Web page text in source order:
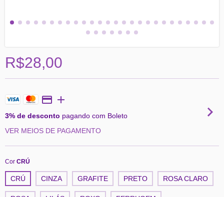
R$28,00
3% de desconto pagando com Boleto
VER MEIOS DE PAGAMENTO
Cor CRÚ
CRÚ CINZA GRAFITE PRETO ROSA CLARO